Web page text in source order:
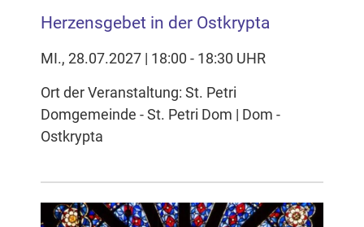
Herzensgebet in der Ostkrypta
MI., 28.07.2027 | 18:00 - 18:30 UHR
Ort der Veranstaltung: St. Petri
Domgemeinde - St. Petri Dom | Dom -
Ostkrypta